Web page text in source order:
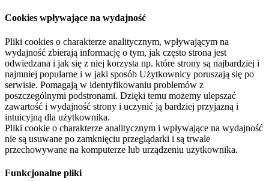
Cookies wpływające na wydajność
Pliki cookies o charakterze analitycznym, wpływającym na
wydajność zbierają informację o tym, jak często strona jest
odwiedzana i jak się z niej korzysta np. które strony są najbardziej i
najmniej popularne i w jaki sposób Użytkownicy poruszają się po
serwisie. Pomagają w identyfikowaniu problemów z
poszczególnymi podstronami. Dzięki temu możemy ulepszać
zawartość i wydajność strony i uczynić ją bardziej przyjazną i
intuicyjną dla użytkownika.
Pliki cookie o charakterze analitycznym i wpływające na wydajność
nie są usuwane po zamknięciu przeglądarki i są trwale
przechowywane na komputerze lub urządzeniu użytkownika.
Funkcjonalne pliki